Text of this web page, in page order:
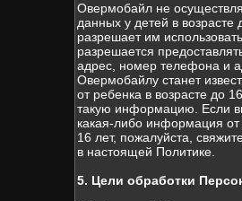
Овермобайл не
данных у детей в
разрешает им
разрешается
адрес, номер телефона и
Овермобайлу станет
от ребенка в возрасте до
такую информацию. Если
какая-либо информация
16 лет, пожалуйста,
в настоящей Политике.
5. Цели обработки